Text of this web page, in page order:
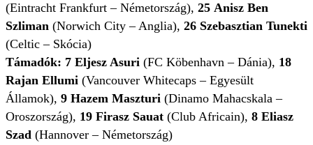
(Eintracht Frankfurt – Németország), 25 Anisz Ben
Szliman (Norwich City – Anglia), 26 Szebasztian Tunekti
(Celtic – Skócia)
Támadók: 7 Eljesz Asuri (FC Köbenhavn – Dánia), 18
Rajan Ellumi (Vancouver Whitecaps – Egyesült
Államok), 9 Hazem Maszturi (Dinamo Mahacskala –
Oroszország), 19 Firasz Sauat (Club Africain), 8 Eliasz
Szad (Hannover – Németország)